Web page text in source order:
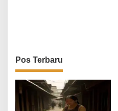
i
p
o
s
Pos Terbaru